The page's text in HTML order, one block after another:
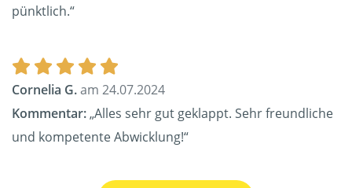
pünktlich.“
Cornelia G.am 24.07.2024
Kommentar:„Alles sehr gut geklappt. Sehr freundliche
und kompetente Abwicklung!“